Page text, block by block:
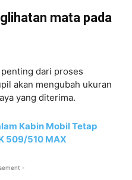
mata pada
dari proses
akan mengubah ukuran
yang diterima.
Kabin Mobil Tetap
509/510 MAX
-